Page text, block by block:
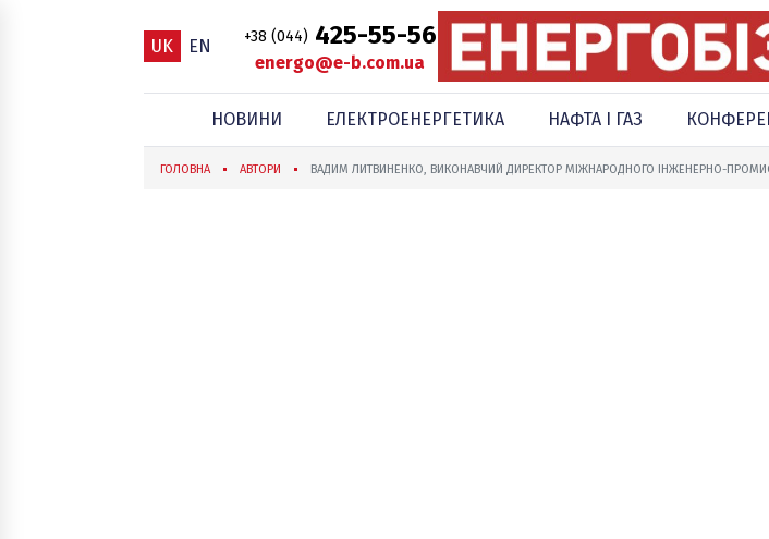
UK EN +38 (044) 425-55-56
energo@e-b.com.ua
НОВИНИ ЕЛЕКТРОЕНЕРГЕТИКА НАФТА І ГАЗ
ГОЛОВНА АВТОРИ ВАДИМ ЛИТВИНЕНКО, ВИКОНАВЧИЙ ДИРЕКТОР МІЖНАРОДНОГО ІНЖЕНЕРНО-